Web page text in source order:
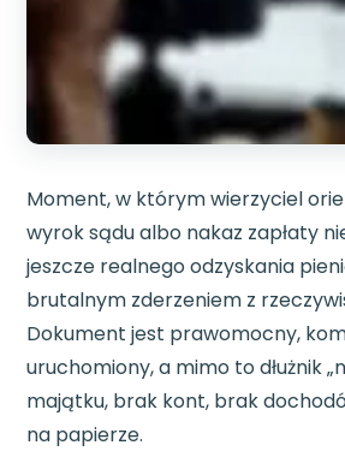
Moment, w którym wierzyciel
wyrok sądu albo nakaz zapłaty
jeszcze realnego odzyskania
brutalnym zderzeniem z
Dokument jest prawomocny,
uruchomiony, a mimo to dłużnik
majątku, brak kont, brak
na papierze.